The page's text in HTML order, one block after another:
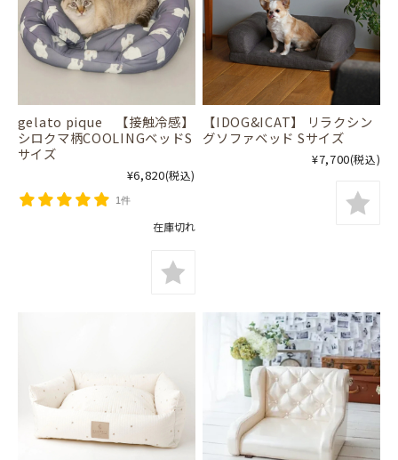
gelato pique 【接触冷感】
シロクマ柄COOLINGベッドS
サイズ
¥6,820(税込)
1件
在庫切れ
【IDOG&ICAT】 リラクシン
グソファベッド Sサイズ
¥7,700(税込)